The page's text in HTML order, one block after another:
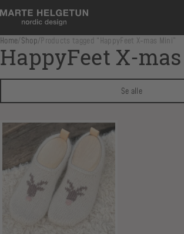
Home/Shop/ Products tagged “HappyFeet X-mas Mini”
HappyFeet X-
Se alle